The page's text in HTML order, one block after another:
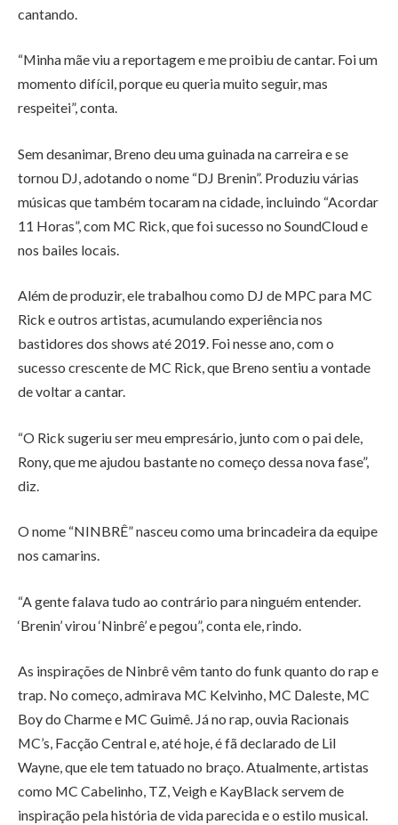
cantando.
“Minha mãe viu a reportagem e me proibiu de cantar. Foi um
momento difícil, porque eu queria muito seguir, mas
respeitei”, conta.
Sem desanimar, Breno deu uma guinada na carreira e se
tornou DJ, adotando o nome “DJ Brenin”. Produziu várias
músicas que também tocaram na cidade, incluindo “Acordar
11 Horas”, com MC Rick, que foi sucesso no SoundCloud e
nos bailes locais.
Além de produzir, ele trabalhou como DJ de MPC para MC
Rick e outros artistas, acumulando experiência nos
bastidores dos shows até 2019. Foi nesse ano, com o
sucesso crescente de MC Rick, que Breno sentiu a vontade
de voltar a cantar.
“O Rick sugeriu ser meu empresário, junto com o pai dele,
Rony, que me ajudou bastante no começo dessa nova fase”,
diz.
O nome “NINBRÊ” nasceu como uma brincadeira da equipe
nos camarins.
“A gente falava tudo ao contrário para ninguém entender.
‘Brenin’ virou ‘Ninbrê’ e pegou”, conta ele, rindo.
As inspirações de Ninbrê vêm tanto do funk quanto do rap e
trap. No começo, admirava MC Kelvinho, MC Daleste, MC
Boy do Charme e MC Guimê. Já no rap, ouvia Racionais
MC’s, Facção Central e, até hoje, é fã declarado de Lil
Wayne, que ele tem tatuado no braço. Atualmente, artistas
como MC Cabelinho, TZ, Veigh e KayBlack servem de
inspiração pela história de vida parecida e o estilo musical.